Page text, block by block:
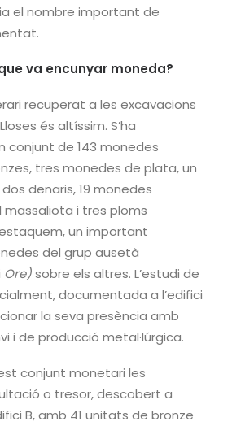
el nombre important de
va encunyar moneda?
recuperat a les excavacions
és altíssim. S’ha
de 143 monedes
tres monedes de plata, un
dos denaris, 19 monedes
massaliota i tres ploms
un important
del grup ausetà
Ore)sobre els altres. L’estudi de
documentada a l’edifici
la seva presència amb
i de producció metal·lúrgica.
conjunt monetari les
o tresor, descobert a
B, amb 41 unitats de bronze